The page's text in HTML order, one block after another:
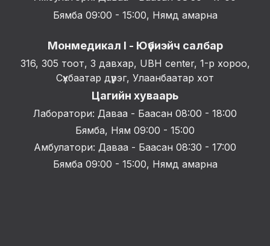
Бямба 09:00 - 15:00, Нямд амарна
Монмедикал I - Юүбиэйч салбар
316, 305 тоот, 3 давхар, UBH center, 1-р хороо,
Сүхбаатар дүүрэг, Улаанбаатар хот
Цагийн хуваарь
Лаборатори: Даваа - Баасан 08:00 - 18:00
Бямба, Ням 09:00 - 15:00
Амбулатори: Даваа - Баасан 08:30 - 17:00
Бямба 09:00 - 15:00, Нямд амарна